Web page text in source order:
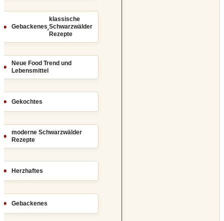
Gebackenes,
klassische
Schwarzwälder
Rezepte
Neue Food Trend und
Lebensmittel
Gekochtes
moderne Schwarzwälder
Rezepte
Herzhaftes
Gebackenes